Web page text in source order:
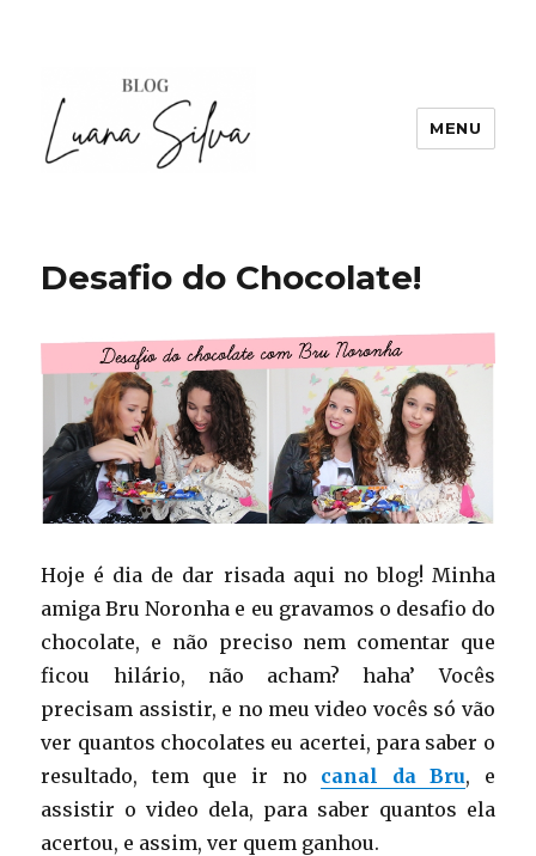
MENU
Desafio do Chocolate!
Hoje é dia de dar risada aqui no blog! Minha
amiga Bru Noronha e eu gravamos o desafio do
chocolate, e não preciso nem comentar que
ficou hilário, não acham? haha’ Vocês
precisam assistir, e no meu video vocês só vão
ver quantos chocolates eu acertei, para saber o
resultado, tem que ir no canal da Bru, e
assistir o video dela, para saber quantos ela
acertou, e assim, ver quem ganhou.